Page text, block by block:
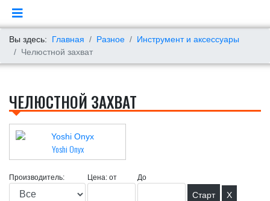
Вы здесь: Главная Разное
Инструмент и аксессуары
Челюстной захват
ЧЕЛЮСТНОЙ ЗАХВАТ
Yoshi Onyx
Производитель: Цена: от До
X